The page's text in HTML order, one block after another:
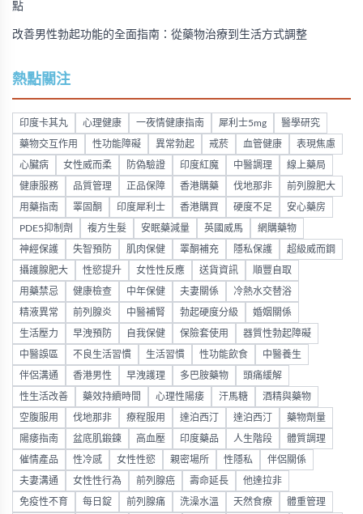
點
改善男性勃起功能的全面指南：從藥物治療到生活方式調整
熱點關注
印度卡其丸 心理健康 一夜情健康指南 犀利士5mg 醫學研究
藥物交互作用 性功能障礙 異常勃起 戒菸 血管健康 表現焦慮
心臟病 女性威而柔 防偽驗證 印度紅魔 中醫調理 線上藥局
健康服務 品質管理 正品保障 香港購藥 伐地那非 前列腺肥大
用藥指南 睪固酮 印度犀利士 香港購買 硬度不足 安心藥房
PDE5抑制劑 複方生髮 安眠藥減量 英國威馬 網購藥物
神經保護 失智預防 肌肉保健 睪酮補充 隱私保護 超級威而鋼
攝護腺肥大 性慾提升 女性性反應 送貨資訊 順豐自取
用藥禁忌 健康檢查 中年保健 夫妻關係 冷熱水交替浴
精液異常 前列腺炎 中醫補腎 勃起硬度分級 婚姻關係
生活壓力 早洩預防 自我保健 保險套使用 器質性勃起障礙
中醫誤區 不良生活習慣 生活習慣 性功能飲食 中醫養生
伴侶溝通 香港男性 早洩護理 多巴胺藥物 頭痛緩解
性生活改善 藥效持續時間 心理性陽痿 汗馬糖 酒精與藥物
空腹服用 伐地那非 療程服用 達泊西汀 達泊西汀 藥物劑量
陽痿指南 盆底肌鍛鍊 高血壓 印度藥品 人生階段 體質調理
催情產品 性冷感 女性性慾 親密場所 性隱私 伴侶關係
夫妻溝通 女性性行為 前列腺癌 壽命延長 他達拉非
免疫性不育 每日錠 前列腺痛 洗澡水溫 天然食療 體重管理